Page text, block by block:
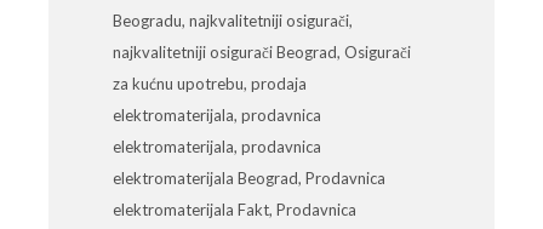
Beogradu, najkvalitetniji osigurači,
najkvalitetniji osigurači Beograd, Osigurači
za kućnu upotrebu, prodaja
elektromaterijala, prodavnica
elektromaterijala, prodavnica
elektromaterijala Beograd, Prodavnica
elektromaterijala Fakt, Prodavnica